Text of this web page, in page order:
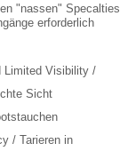
B
C
"nassen" Specalties
erforderlich
Limited Visibility /
Sicht
/ Tarieren in